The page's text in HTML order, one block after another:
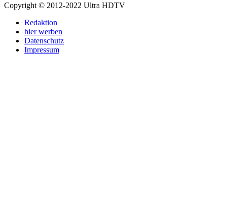
Copyright © 2012-2022 Ultra HDTV
Redaktion
hier werben
Datenschutz
Impressum